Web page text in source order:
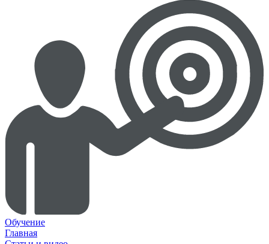
Обучение
Главная